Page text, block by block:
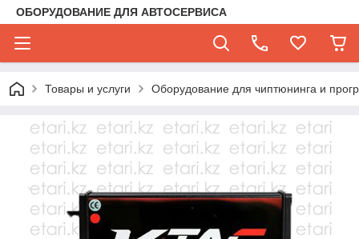
ОБОРУДОВАНИЕ ДЛЯ АВТОСЕРВИСА
Товары и услуги Оборудование для чиптюнинга и